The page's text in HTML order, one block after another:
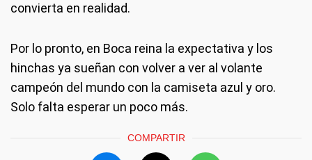
convierta en realidad.
Por lo pronto, en Boca reina la expectativa y los
hinchas ya sueñan con volver a ver al volante
campeón del mundo con la camiseta azul y oro.
Solo falta esperar un poco más.
COMPARTIR